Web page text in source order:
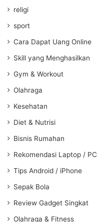
religi
sport
Cara Dapat Uang Online
Skill yang Menghasilkan
Gym & Workout
Olahraga
Kesehatan
Diet & Nutrisi
Bisnis Rumahan
Rekomendasi Laptop / PC
Tips Android / iPhone
Sepak Bola
Review Gadget Singkat
Olahraga & Fitness